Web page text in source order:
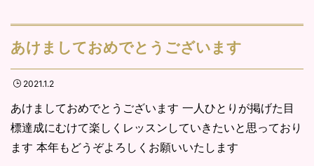
あけましておめでとうございます
2021.1.2
あけましておめでとうございます 一人ひとりが掲げた目
標達成にむけて楽しくレッスンしていきたいと思っており
ます 本年もどうぞよろしくお願いいたします